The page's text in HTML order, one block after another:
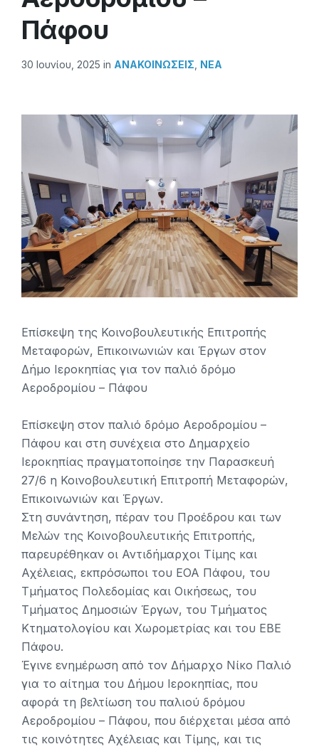
Πάφου
30 Ιουνίου, 2025 in ΑΝΑΚΟΙΝΏΣΕΙΣ ΝΕΑ
Επίσκεψη της Κοινοβουλευτικής Επιτροπής
Μεταφορών, Επικοινωνιών και Έργων στον
Δήμο Ιεροκηπίας για τον παλιό δρόμο
Αεροδρομίου – Πάφου
Επίσκεψη στον παλιό δρόμο Αεροδρομίου –
Πάφου και στη συνέχεια στο Δημαρχείο
Ιεροκηπίας πραγματοποίησε την Παρασκευή
27/6 η Κοινοβουλευτική Επιτροπή Μεταφορών,
Επικοινωνιών και Έργων.
Στη συνάντηση, πέραν του Προέδρου και των
Μελών της Κοινοβουλευτικής Επιτροπής,
παρευρέθηκαν οι Αντιδήμαρχοι Τίμης και
Αχέλειας, εκπρόσωποι του ΕΟΑ Πάφου, του
Τμήματος Πολεδομίας και Οικήσεως, του
Τμήματος Δημοσιών Έργων, του Τμήματος
Κτηματολογίου και Χωρομετρίας και του ΕΒΕ
Πάφου.
Έγινε ενημέρωση από τον Δήμαρχο Νίκο Παλιό
για το αίτημα του Δήμου Ιεροκηπίας, που
αφορά τη βελτίωση του παλιού δρόμου
Αεροδρομίου – Πάφου, που διέρχεται μέσα από
τις κοινότητες Αχέλειας και Τίμης, και τις